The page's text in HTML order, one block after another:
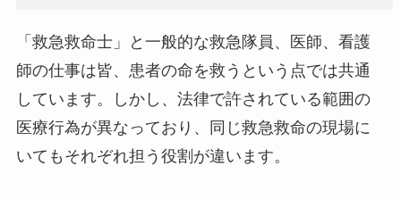
「救急救命士」と一般的な救急隊員、医師、看護
師の仕事は皆、患者の命を救うという点では共通
しています。しかし、法律で許されている範囲の
医療行為が異なっており、同じ救急救命の現場に
いてもそれぞれ担う役割が違います。